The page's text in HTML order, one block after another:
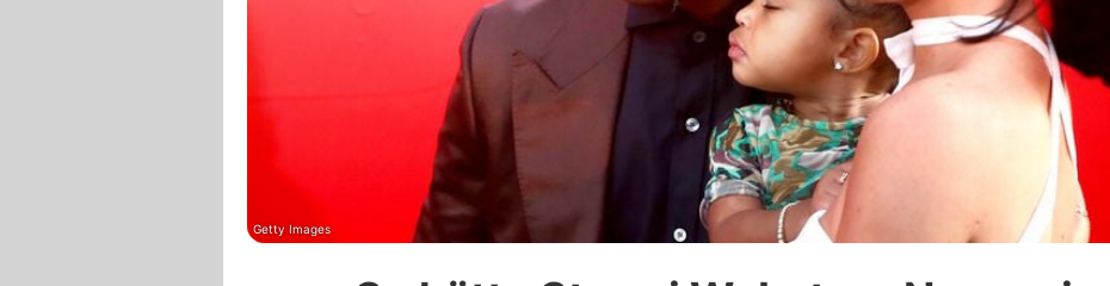
App runterladen
Team
Redaktionelle Richtlinien
Impressum
Datenschutzerklärung
Getty Images